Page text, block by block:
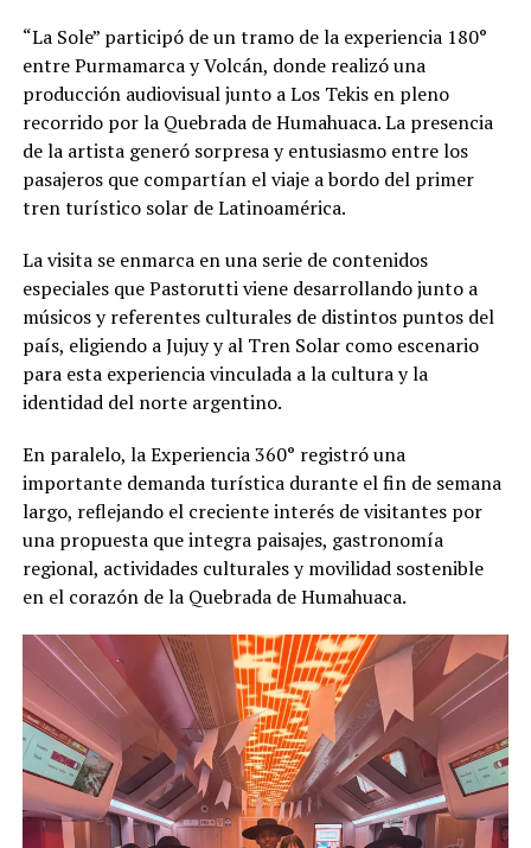
“La Sole” participó de un tramo de la experiencia 180°
entre Purmamarca y Volcán, donde realizó una
producción audiovisual junto a Los Tekis en pleno
recorrido por la Quebrada de Humahuaca. La presencia
de la artista generó sorpresa y entusiasmo entre los
pasajeros que compartían el viaje a bordo del primer
tren turístico solar de Latinoamérica.
La visita se enmarca en una serie de contenidos
especiales que Pastorutti viene desarrollando junto a
músicos y referentes culturales de distintos puntos del
país, eligiendo a Jujuy y al Tren Solar como escenario
para esta experiencia vinculada a la cultura y la
identidad del norte argentino.
En paralelo, la Experiencia 360° registró una
importante demanda turística durante el fin de semana
largo, reflejando el creciente interés de visitantes por
una propuesta que integra paisajes, gastronomía
regional, actividades culturales y movilidad sostenible
en el corazón de la Quebrada de Humahuaca.